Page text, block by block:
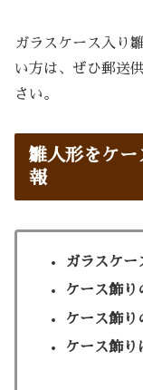
ガラスケース入り
い方は、ぜひ郵送
さい。
雛人形をケー
報
ガラスケー
ケース飾り
ケース飾り
ケース飾り